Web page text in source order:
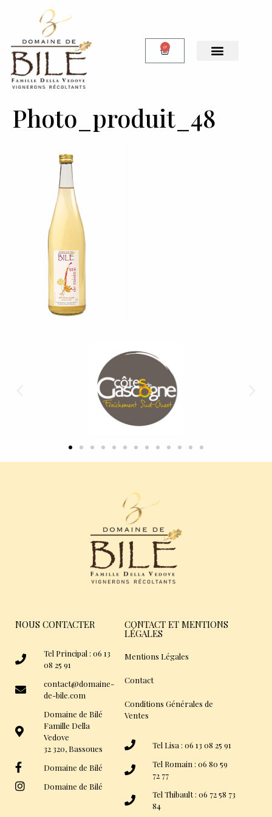
0
Photo_produit_48
NOUS CONTACTER
Tel Principal : 06 13
08 25 91
contact@domaine-
de-bile.com
Domaine de Bilé
Famille Della
Vedove
32 320, Bassoues
Domaine de Bilé
Domaine de Bilé
CONTACT ET MENTIONS
LÉGALES
Mentions Légales
Contact
Conditions Générales de
Ventes
Tel Lisa : 06 13 08 25 91
Tel Romain : 06 80 59
72 77
Tel Thibault : 06 72 58 73
84